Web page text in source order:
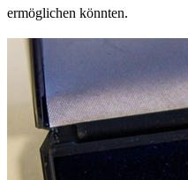
ermöglichen könnten.